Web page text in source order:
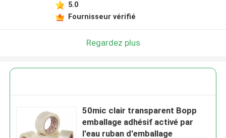
5.0
Fournisseur vérifié
Regardez plus
50mic clair transparent Bopp
emballage adhésif activé par
l'eau ruban d'emballage